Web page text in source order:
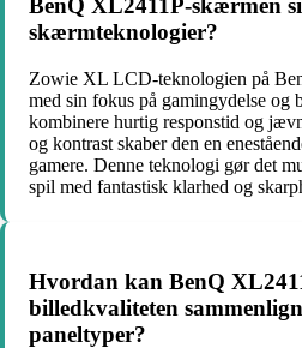
BenQ XL2411P-skærmen
skærmteknologier?
Zowie XL LCD-teknologien på
med sin fokus på gamingydelse og
kombinere hurtig responstid og
og kontrast skaber den en
gamere. Denne teknologi gør det
spil med fantastisk klarhed og
Hvordan kan BenQ
billedkvaliteten
paneltyper?